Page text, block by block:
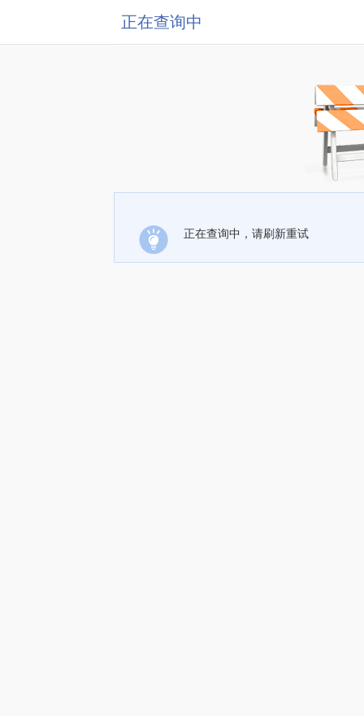
正在查询中
正在查询中，请刷新重试